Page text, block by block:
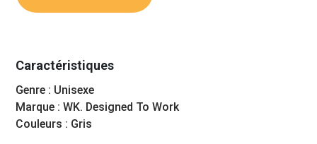
Caractéristiques
Genre : Unisexe
Marque : WK. Designed To Work
Couleurs : Gris